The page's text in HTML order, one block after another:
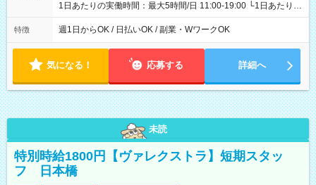
1日あたりの実働時間：最大5時間/日 11:00-19:00 └1日あたりの
実働時間：1-5時間 └上記の時間帯内であれば、いつでも勤務可
能！ └平日・土曜日の中で、お好きな曜日でご勤務いただけま
18:00 などのように、自由な働き方が可能なお仕事です！
特徴 週1日からOK / 日払いOK / 副業・WワークOK
気になる！ 応募する 詳細へ
未読
特別時給1800円【ヴァレクストラ】短期スタッ
フ 日本橋